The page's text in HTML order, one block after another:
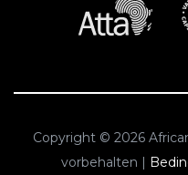
Copyright © 2026
vorbehalten |